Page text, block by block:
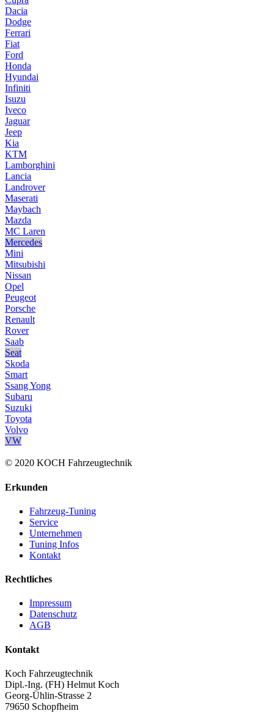
Dacia
Dodge
Ferrari
Fiat
Ford
Honda
Hyundai
Infiniti
Isuzu
Iveco
Jaguar
Jeep
Kia
KTM
Lamborghini
Lancia
Landrover
Maserati
Maybach
Mazda
MC Laren
Mercedes
Mini
Mitsubishi
Nissan
Opel
Peugeot
Porsche
Renault
Rover
Saab
Seat
Skoda
Smart
Ssang Yong
Subaru
Suzuki
Toyota
Volvo
VW
© 2020 KOCH Fahrzeugtechnik
Erkunden
Fahrzeug-Tuning
Service
Unternehmen
Tuning Infos
Kontakt
Rechtliches
Impressum
Datenschutz
AGB
Kontakt
Koch Fahrzeugtechnik
Dipl.-Ing. (FH) Helmut Koch
Georg-Ühlin-Strasse 2
79650 Schopfheim